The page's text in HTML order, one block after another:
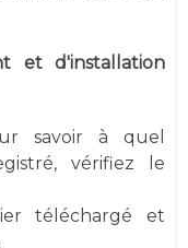
et d'installation
savoir à quel
vérifiez le
téléchargé et